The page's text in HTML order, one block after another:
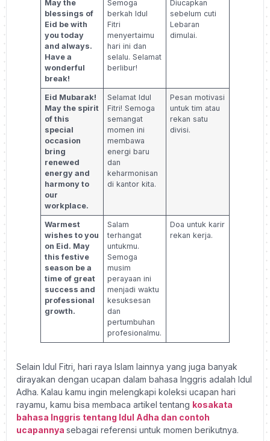
May the
blessings of
Eid be with
you today
and always.
Have a
wonderful
break!
Semoga
berkah Idul
Fitri
menyertaimu
hari ini dan
selalu. Selamat
berlibur!
Diucapkan
sebelum cuti
Lebaran
dimulai.
Eid Mubarak!
May the spirit
of this
special
occasion
bring
renewed
energy and
harmony to
our
workplace.
Selamat Idul
Fitri! Semoga
semangat
momen ini
membawa
energi baru
dan
keharmonisan
di kantor kita.
Pesan motivasi
untuk tim atau
rekan satu
divisi.
Warmest
wishes to you
on Eid. May
this festive
season be a
time of great
success and
professional
growth.
Salam
terhangat
untukmu.
Semoga
musim
perayaan ini
menjadi waktu
kesuksesan
dan
pertumbuhan
profesionalmu.
Doa untuk karir
rekan kerja.
Selain Idul Fitri, hari raya Islam lainnya yang juga banyak
dirayakan dengan ucapan dalam bahasa Inggris adalah Idul
Adha. Kalau kamu ingin melengkapi koleksi ucapan hari
rayamu, kamu bisa membaca artikel tentang kosakata
bahasa Inggris tentang Idul Adha dan contoh
ucapannya sebagai referensi untuk momen berikutnya.